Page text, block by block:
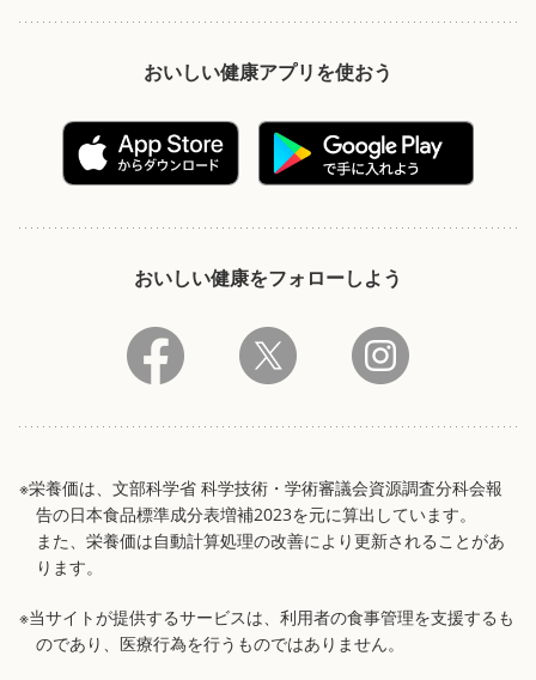
おいしい健康アプリを使おう
おいしい健康をフォローしよう
※栄養価は、文部科学省 科学技術・学術審議会資源調査分科会報
告の日本食品標準成分表増補2023を元に算出しています。
また、栄養価は自動計算処理の改善により更新されることがあ
ります。
※当サイトが提供するサービスは、利用者の食事管理を支援するも
のであり、医療行為を行うものではありません。